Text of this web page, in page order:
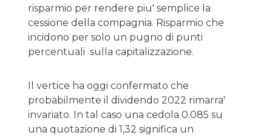
risparmio per rendere piu' semplice la
cessione della compagnia. Risparmio che
incidono per solo un pugno di punti
percentuali sulla capitalizzazione.
Il vertice ha oggi confermato che
probabilmente il dividendo 2022 rimarra'
invariato. In tal caso una cedola 0.085 su
una quotazione di 1,32 significa un